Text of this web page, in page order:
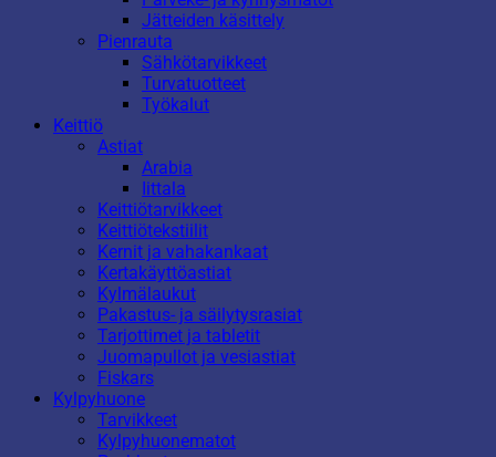
Jätteiden käsittely
Pienrauta
Sähkötarvikkeet
Turvatuotteet
Työkalut
Keittiö
Astiat
Arabia
Iittala
Keittiötarvikkeet
Keittiötekstiilit
Kernit ja vahakankaat
Kertakäyttöastiat
Kylmälaukut
Pakastus- ja säilytysrasiat
Tarjottimet ja tabletit
Juomapullot ja vesiastiat
Fiskars
Kylpyhuone
Tarvikkeet
Kylpyhuonematot